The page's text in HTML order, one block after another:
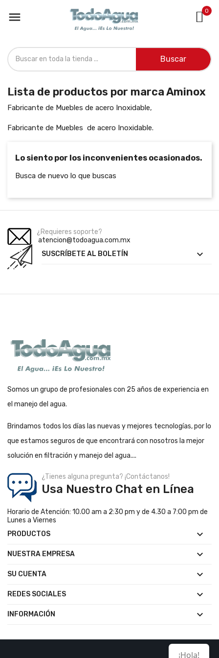
 0
Buscar
Lista de productos por marca Aminox
Fabricante de Muebles de acero Inoxidable,
Fabricante de Muebles de acero Inoxidable.
Lo siento por los inconvenientes ocasionados.
Busca de nuevo lo que buscas
¿Requieres soporte?
atencion@todoagua.com.mx
SUSCRÍBETE AL BOLETÍN

Somos un grupo de profesionales con 25 años de experiencia en
el manejo del agua.
Brindamos todos los días las nuevas y mejores tecnologías, por lo
que estamos seguros de que encontrará con nosotros la mejor
solución en filtración y manejo del agua....
¿Tienes alguna pregunta? ¡Contáctanos!
Usa Nuestro Chat en Línea
Horario de Atención: 10.00 am a 2:30 pm y de 4.30 a 7:00 pm de
Lunes a Viernes
PRODUCTOS

NUESTRA EMPRESA 
SU CUENTA 
REDES SOCIALES 
INFORMACIÓN 
¡Hola!